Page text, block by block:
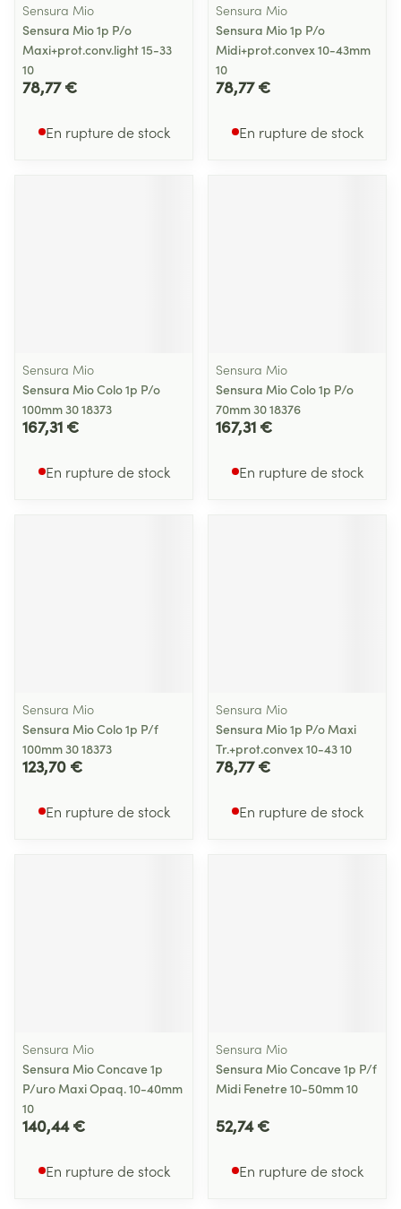
Sensura Mio
Sensura Mio 1p P/o
Maxi+prot.conv.light 15-33
10
78,77 €
En rupture de stock
Sensura Mio
Sensura Mio 1p P/o
Midi+prot.convex 10-43mm
10
78,77 €
En rupture de stock
Sensura Mio
Sensura Mio Colo 1p P/o
100mm 30 18373
167,31 €
En rupture de stock
Sensura Mio
Sensura Mio Colo 1p P/o
70mm 30 18376
167,31 €
En rupture de stock
Sensura Mio
Sensura Mio Colo 1p P/f
100mm 30 18373
123,70 €
En rupture de stock
Sensura Mio
Sensura Mio 1p P/o Maxi
Tr.+prot.convex 10-43 10
78,77 €
En rupture de stock
Sensura Mio
Sensura Mio Concave 1p
P/uro Maxi Opaq. 10-40mm
10
140,44 €
En rupture de stock
Sensura Mio
Sensura Mio Concave 1p P/f
Midi Fenetre 10-50mm 10
52,74 €
En rupture de stock